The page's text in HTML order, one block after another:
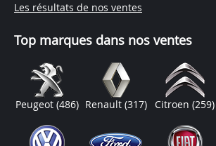
Les résultats de nos ventes
Top marques dans nos ventes
Peugeot (486) Renault (317) Citroen(259)